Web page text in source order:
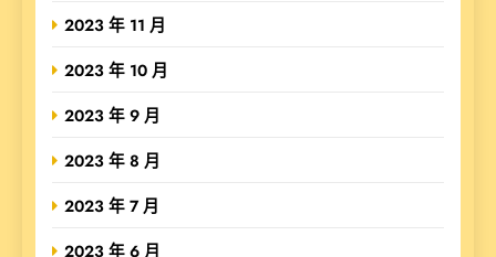
2023 年 11 月
2023 年 10 月
2023 年 9 月
2023 年 8 月
2023 年 7 月
2023 年 6 月